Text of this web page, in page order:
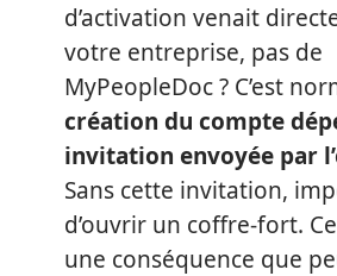
d’activation venait
votre entreprise, pas de
MyPeopleDoc ? C’est
création du compte
invitation envoyée par
Sans cette invitation,
d’ouvrir un coffre-fort.
une conséquence que